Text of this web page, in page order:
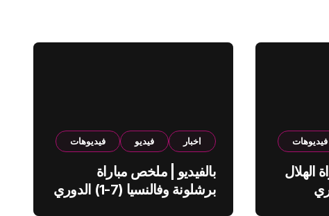
فيديوهات
الهلال
اخبار فيديو فيديوهات
بالفيديو | ملخص مباراة
برشلونة وفالنسيا (7-1) الدوري